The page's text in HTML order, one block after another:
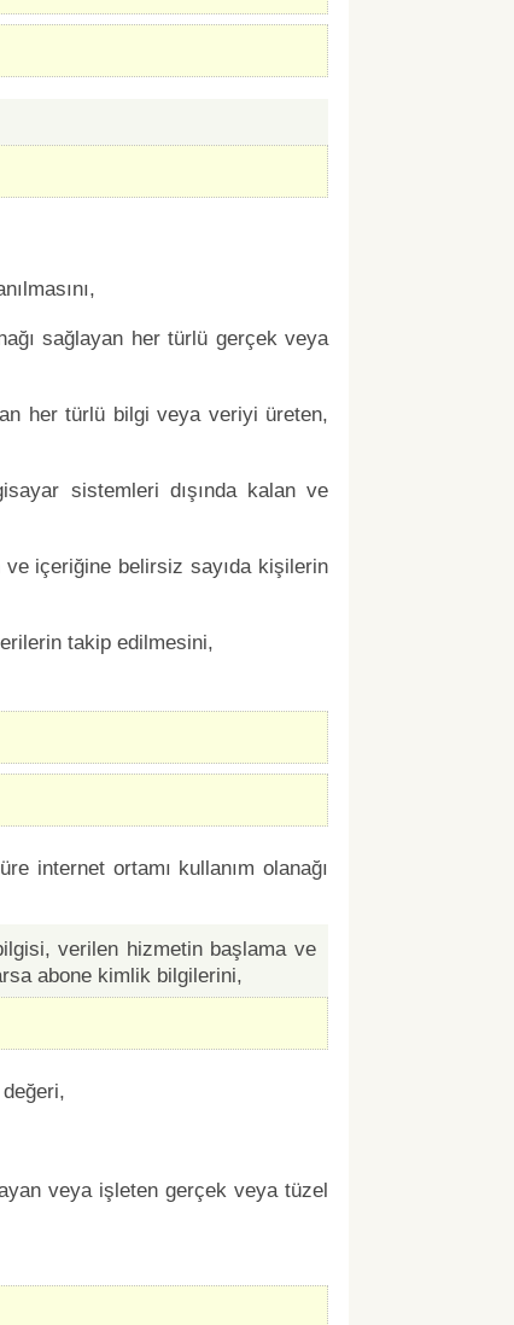
sağlayan her türlü gerçek veya
her türlü bilgi veya veriyi üreten,
sistemleri dışında kalan ve
ve içeriğine belirsiz sayıda kişilerin
takip edilmesini,
internet ortamı kullanım olanağı
verilen hizmetin başlama ve
abone kimlik bilgilerini,
veya işleten gerçek veya tüzel